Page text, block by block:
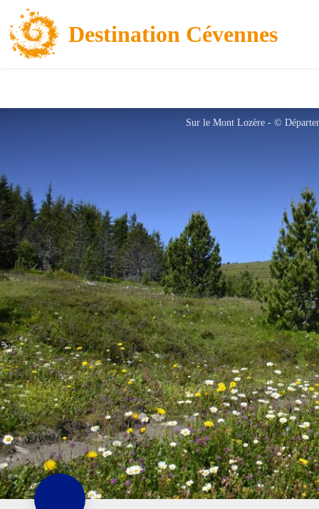
Destination Cévennes
Sur le Mont Lozère - ©